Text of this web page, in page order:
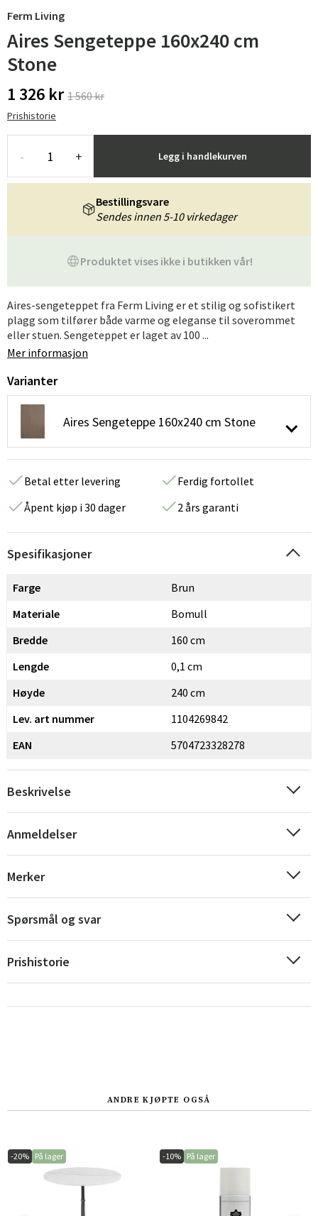
Norge
Suomi
Ferm Living
Aires Sengeteppe 160x240 cm
Stone
1 326 kr 1 560 kr
Prishistorie
- + Legg i handlekurven
Produktet vises ikke i butikken vår!
Bestillingsvare
Sendes innen 5-10 virkedager
Aires-sengeteppet fra Ferm Living er et stilig og sofistikert
plagg som tilfører både varme og eleganse til soverommet
eller stuen. Sengeteppet er laget av 100 ...
Mer informasjon
Varianter
Aires Sengeteppe 160x240 cm Stone
Betal etter levering
Ferdig fortollet
Åpent kjøp i 30 dager
2 års garanti
Spesifikasjoner
Farge
Brun
Materiale
Bomull
Bredde
160 cm
Lengde
0,1 cm
Høyde
240 cm
Lev. art nummer
1104269842
EAN
5704723328278
Beskrivelse
Anmeldelser
Merker
Spørsmål og svar
Prishistorie
ANDRE KJØPTE OGSÅ
-20% På lager -10% På lager